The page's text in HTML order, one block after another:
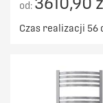
od:
Czas realizacji 56